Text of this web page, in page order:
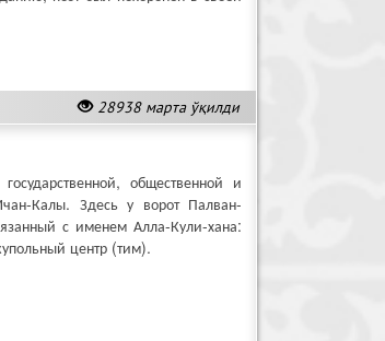
28938 марта ўқилди
общественной и
Калы. Здесь у ворот Палван-
с именем Алла-Кули-хана:
центр (тим).